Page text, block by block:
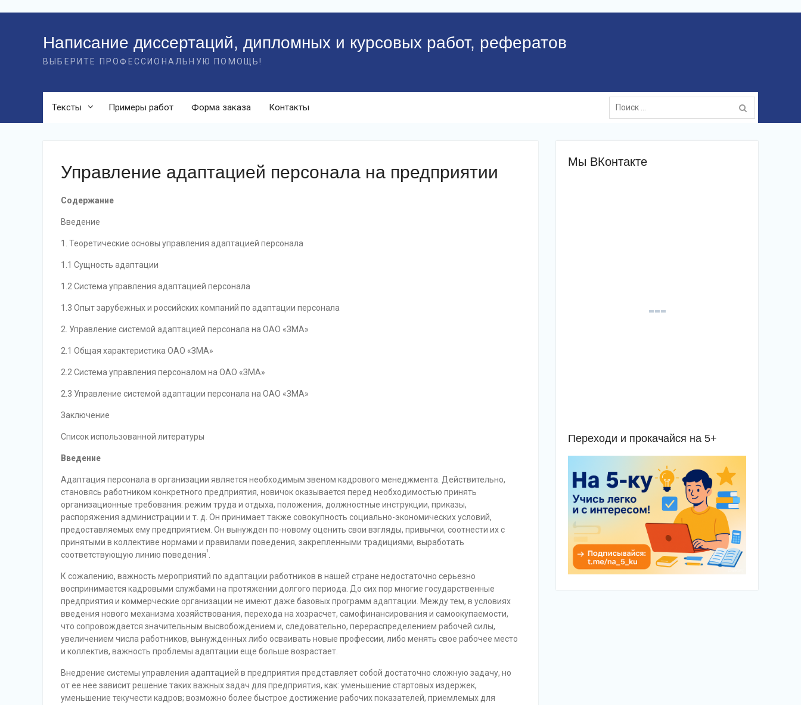
Написание диссертаций, дипломных и курсовых работ, рефератов
ВЫБЕРИТЕ ПРОФЕССИОНАЛЬНУЮ ПОМОЩЬ!
Тексты Примеры работ Форма заказа Контакты
Поиск:
Управление адаптацией персонала на предприятии
Содержание
Введение
1. Теоретические основы управления адаптацией персонала
1.1 Сущность адаптации
1.2 Система управления адаптацией персонала
1.3 Опыт зарубежных и российских компаний по адаптации персонала
2. Управление системой адаптацией персонала на ОАО «ЗМА»
2.1 Общая характеристика ОАО «ЗМА»
2.2 Система управления персоналом на ОАО «ЗМА»
2.3 Управление системой адаптации персонала на ОАО «ЗМА»
Заключение
Список использованной литературы
Введение
Адаптация персонала в организации является необходимым звеном кадрового менеджмента. Действительно,
становясь работником конкретного предприятия, новичок оказывается перед необходимостью принять
организационные требования: режим труда и отдыха, положения, должностные инструкции, приказы,
распоряжения администрации и т. д. Он принимает также совокупность социально-экономических условий,
предоставляемых ему предприятием. Он вынужден по-новому оценить свои взгляды, привычки, соотнести их с
принятыми в коллективе нормами и правилами поведения, закрепленными традициями, выработать
соответствующую линию поведения 1
К сожалению, важность мероприятий по адаптации работников в нашей стране недостаточно серьезно
воспринимается кадровыми службами на протяжении долгого периода. До сих пор многие государственные
предприятия и коммерческие организации не имеют даже базовых программ адаптации. Между тем, в условиях
введения нового механизма хозяйствования, перехода на хозрасчет, самофинансирования и самоокупаемости,
что сопровождается значительным высвобождением и, следовательно, перераспределением рабочей силы,
увеличением числа работников, вынужденных либо осваивать новые профессии, либо менять свое рабочее место
и коллектив, важность проблемы адаптации еще больше возрастает.
Внедрение системы управления адаптацией в предприятия представляет собой достаточно сложную задачу, но
от ее нее зависит решение таких важных задач для предприятия, как: уменьшение стартовых издержек,
уменьшение текучести кадров; возможно более быстрое достижение рабочих показателей, приемлемых для
Мы ВКонтакте
Переходи и прокачайся на 5+